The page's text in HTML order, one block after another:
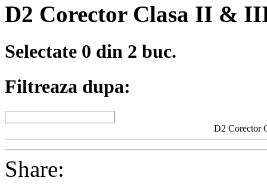
D2 Corector Clasa II &
Selectate 0 din 2 buc.
Filtreaza dupa:
D2 Corector
Share: